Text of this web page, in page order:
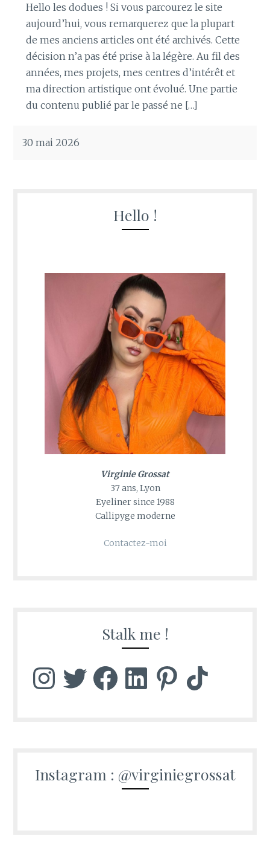
Hello les dodues ! Si vous parcourez le site
aujourd’hui, vous remarquerez que la plupart
de mes anciens articles ont été archivés. Cette
décision n’a pas été prise à la légère. Au fil des
années, mes projets, mes centres d’intérêt et
ma direction artistique ont évolué. Une partie
du contenu publié par le passé ne […]
30 mai 2026
Hello !
Virginie Grossat
37 ans, Lyon
Eyeliner since 1988
Callipyge moderne
Contactez-moi
Stalk me !
InstagramTwitter FacebookLinkedInPinterest TikTok
Instagram : @virginiegrossat